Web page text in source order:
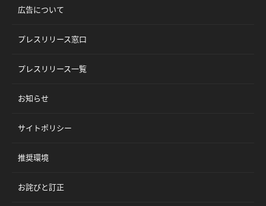
広告について
プレスリリース窓口
プレスリリース一覧
お知らせ
サイトポリシー
推奨環境
お詫びと訂正